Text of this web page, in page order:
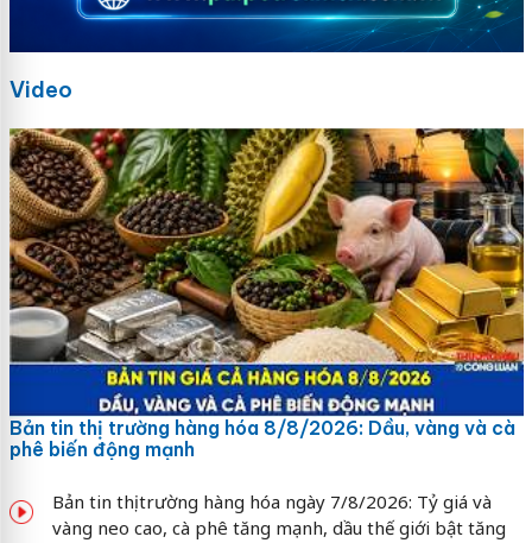
Video
Bản tin thị trường hàng hóa 8/8/2026: Dầu, vàng và cà
phê biến động mạnh
Bản tin thị trường hàng hóa ngày 7/8/2026: Tỷ giá và
vàng neo cao, cà phê tăng mạnh, dầu thế giới bật tăng